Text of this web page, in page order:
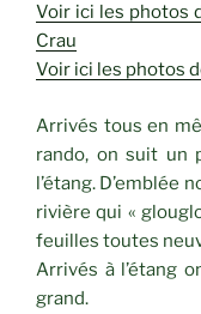
Voir ici les photos
Crau
Voir ici les photos
Arrivés tous en
rando, on suit un
l’étang. D’emblée
rivière qui «
feuilles toutes
Arrivés à l’étang
grand.